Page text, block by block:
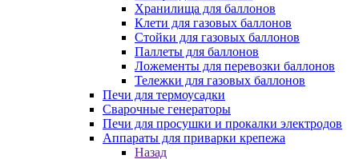
Хранилища для баллонов
Клети для газовых баллонов
Стойки для газовых баллонов
Паллеты для баллонов
Ложементы для перевозки баллонов
Тележки для газовых баллонов
Печи для термоусадки
Сварочные генераторы
Печи для просушки и прокалки электродов
Аппараты для приварки крепежа
Назад